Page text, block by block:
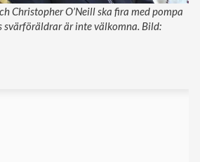
Christopher O’Neill ska fira med pompa
svärföräldrar är inte välkomna. Bild: